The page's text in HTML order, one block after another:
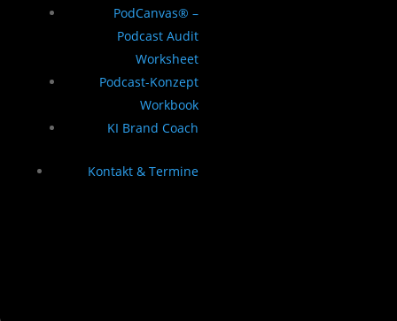
PodCanvas® –
Podcast Audit
Worksheet
Podcast-Konzept
Workbook
KI Brand Coach
Kontakt & Termine